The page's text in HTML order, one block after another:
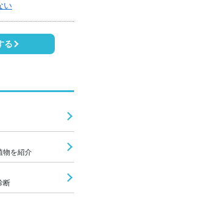
い
る
物を紹介
断